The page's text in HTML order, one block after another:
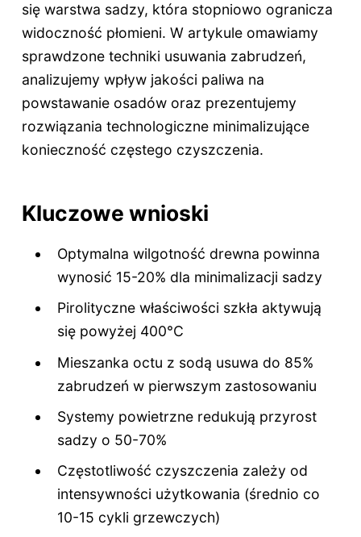
się warstwa sadzy, która stopniowo ogranicza
widoczność płomieni. W artykule omawiamy
sprawdzone techniki usuwania zabrudzeń,
analizujemy wpływ jakości paliwa na
powstawanie osadów oraz prezentujemy
rozwiązania technologiczne minimalizujące
konieczność częstego czyszczenia.
Kluczowe wnioski
Optymalna wilgotność drewna powinna
wynosić 15-20% dla minimalizacji sadzy
Pirolityczne właściwości szkła aktywują
się powyżej 400°C
Mieszanka octu z sodą usuwa do 85%
zabrudzeń w pierwszym zastosowaniu
Systemy powietrzne redukują przyrost
sadzy o 50-70%
Częstotliwość czyszczenia zależy od
intensywności użytkowania (średnio co
10-15 cykli grzewczych)